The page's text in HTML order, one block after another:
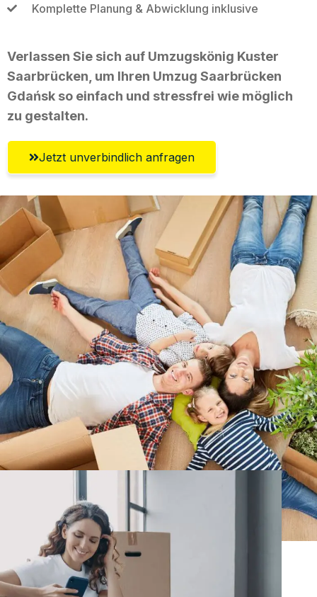
Komplette Planung & Abwicklung inklusive
Verlassen Sie sich auf Umzugskönig Kuster
Saarbrücken, um Ihren Umzug Saarbrücken
Gdańsk so einfach und stressfrei wie möglich
zu gestalten.
Jetzt unverbindlich anfragen